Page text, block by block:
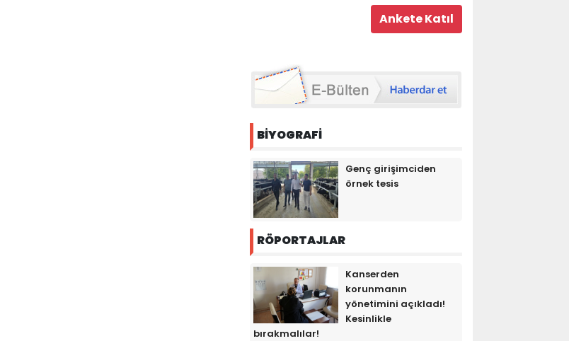
BİYOGRAFİ
Genç girişimciden
örnek tesis
RÖPORTAJLAR
Kanserden
korunmanın
yönetimini açıkladı!
Kesinlikle
bırakmalılar!